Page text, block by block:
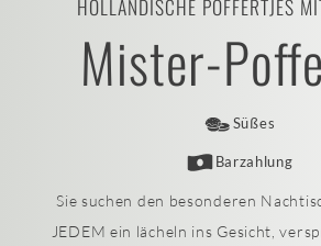
HOLLÄNDISCHE POFFERTJES
Mister-
Süßes
Barzahlung
Sie suchen den besonderen
JEDEM ein lächeln ins Gesicht,